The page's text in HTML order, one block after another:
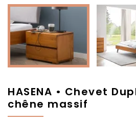
HASENA • Chevet
chêne massif